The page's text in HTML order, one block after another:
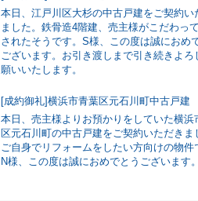
本日、江戸川区大杉の中古戸建をご契約い
ました。鉄骨造4階建、売主様がこだわっ
されたそうです。S様、この度は誠におめ
ございます。お引き渡しまで引き続きよろ
願いいたします。
[成約御礼]横浜市青葉区元石川町中古戸建
本日、売主様よりお預かりをしていた横浜
区元石川町の中古戸建をご契約いただきま
ご自身でリフォームをしたい方向けの物件
N様、この度は誠におめでとうございます